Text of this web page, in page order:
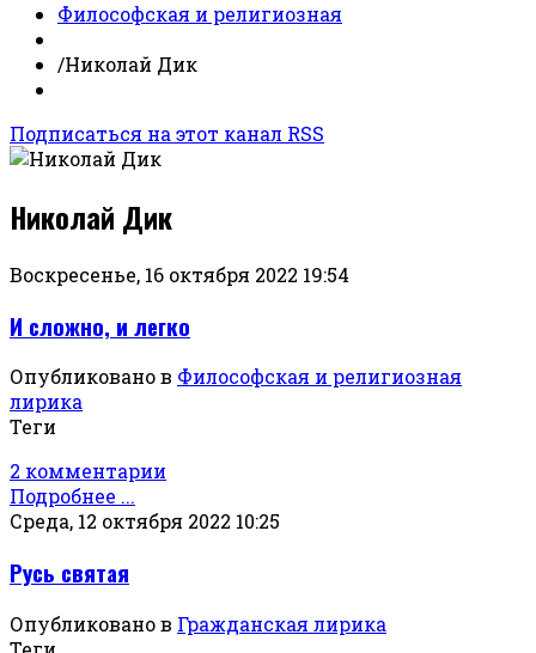
Философская и религиозная
/Николай Дик
Подписаться на этот канал RSS
Николай Дик
Воскресенье, 16 октября 2022 19:54
И сложно, и легко
Опубликовано в Философская и религиозная
лирика
Теги
2 комментарии
Подробнее ...
Среда, 12 октября 2022 10:25
Русь святая
Опубликовано в Гражданская лирика